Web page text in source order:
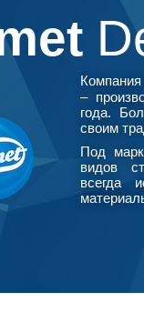
Компания
–
года.
своим
Под
видов
всегда